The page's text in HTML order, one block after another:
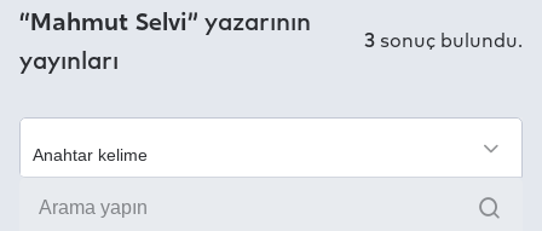
Referanslarımız
Uzaktan Erişim
Nasıl Erişirim
“Mahmut Selvi” yazarının
yayınları
3 sonuç bulundu.
Ara